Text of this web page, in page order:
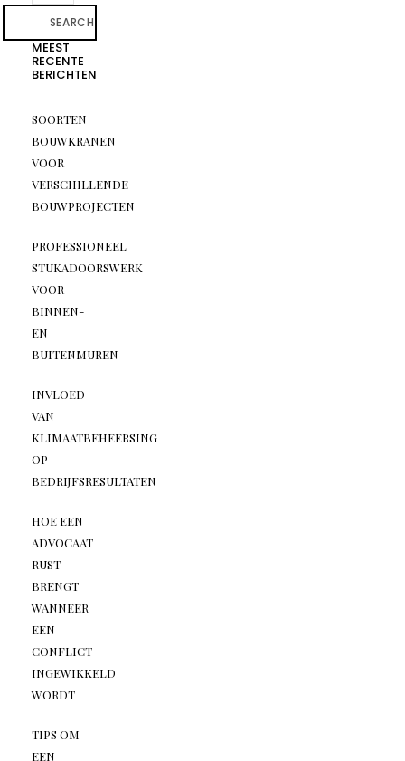
SEARCH
MEEST
RECENTE
BERICHTEN
SOORTEN
BOUWKRANEN
VOOR
VERSCHILLENDE
BOUWPROJECTEN
PROFESSIONEEL
STUKADOORSWERK
VOOR
BINNEN-
EN
BUITENMUREN
INVLOED
VAN
KLIMAATBEHEERSING
OP
BEDRIJFSRESULTATEN
HOE EEN
ADVOCAAT
RUST
BRENGT
WANNEER
EEN
CONFLICT
INGEWIKKELD
WORDT
TIPS OM
EEN